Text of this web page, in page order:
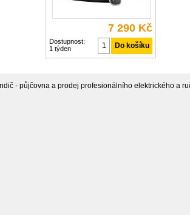
7 290 Kč
Dostupnost:
1 týden
- půjčovna a prodej profesionálního elektrického a